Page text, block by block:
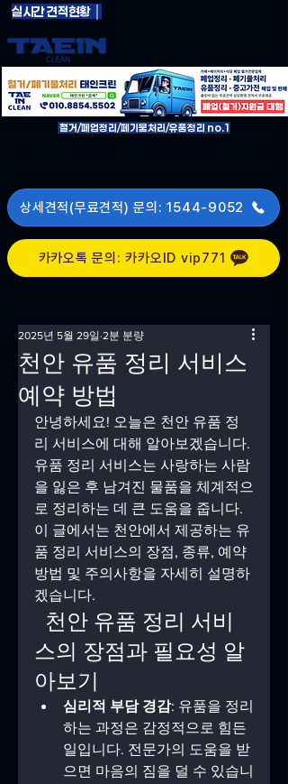
철거/페업정리/페기물처리/유품정리 no.1
카카오톡 문의: 카카오ID vip771
실시간 견적현황 │
상세견적(무료견적) 문의: 1544-9052
천안 유품 정리 서비스
예약 방법
2025년 5월 29일 2분 분량
안녕하세요! 오늘은 천안 유품 정
리 서비스에 대해 알아보겠습니다.
유품 정리 서비스는 사랑하는 사람
을 잃은 후 남겨진 물품을 체계적으
로 정리하는 데 큰 도움을 줍니다.
이 글에서는 천안에서 제공하는 유
품 정리 서비스의 장점, 종류, 예약
방법 및 주의사항을 자세히 설명하
겠습니다.
스의 장점과 필요성 알
아보기
심리적 부담 경감: 유품을 정리
하는 과정은 감정적으로 힘든
일입니다. 전문가의 도움을 받
으면 마음의 짐을 덜 수 있습니